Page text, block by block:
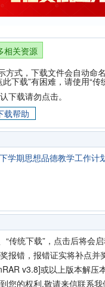
相关资源
方式，下载文件会自动命
下载”有困难，请使用“传
下载请勿点击。
载帮助
学期思想品德教学工作计
传统下载”，点击后将会
报错，报错证实将补点并
v3.8]或以上版本解压
您的权利,敬请来信联系我